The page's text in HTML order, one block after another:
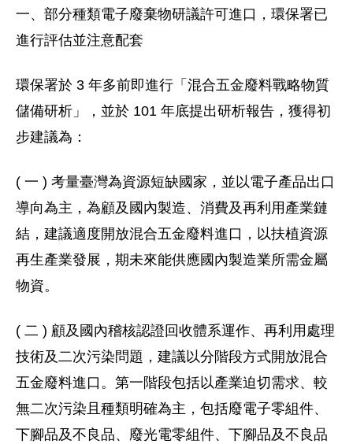
一、部分種類電子廢棄物研議許可進口，環保署已
進行評估並注意配套
環保署於 3 年多前即進行「混合五金廢料戰略物質
儲備研析」，並於 101 年底提出研析報告，獲得初
步建議為：
( 一 ) 考量臺灣為資源短缺國家，並以電子產品出口
導向為主，為顧及國內製造、消費及再利用產業鏈
結，建議適度開放混合五金廢料進口，以扶植資源
再生產業發展，期未來能供應國內製造業所需金屬
物資。
( 二 ) 顧及國內稽核認證回收體系運作、再利用處理
技術及二次污染問題，建議以分階段方式開放混合
五金廢料進口。第一階段包括以產業迫切需求、較
無二次污染且種類明確為主，包括廢電子零組件、
下腳品及不良品、廢光電零組件、下腳品及不良品